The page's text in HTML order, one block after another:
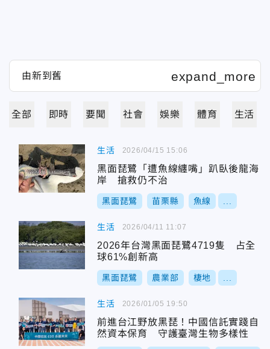
全部 即時 要聞 社會 娛樂 體育 生活
生活
黑面琵鷺「遭魚線纏嘴」趴臥後龍海
岸 搶救仍不治
黑面琵鷺 苗栗縣 魚線
2026/04/15 15:06
生活
2026年台灣黑面琵鷺4719隻 占全
球61%創新高
黑面琵鷺 農業部 棲地
2026/04/11 11:07
生活
前進台江野放黑琵！中國信託實踐自
然資本保育 守護臺灣生物多樣性
2026/01/05 19:50